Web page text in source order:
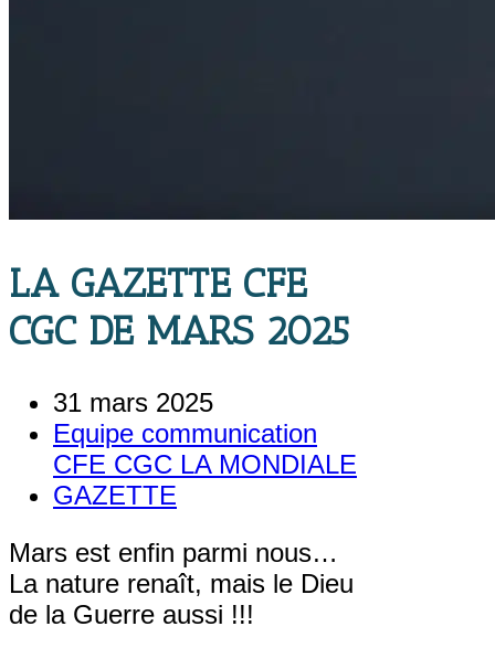
LA GAZETTE CFE
CGC DE MARS 2025
31 mars 2025
Equipe communication
CFE CGC LA MONDIALE
GAZETTE
Mars est enfin parmi nous…
La nature renaît, mais le Dieu
de la Guerre aussi !!!